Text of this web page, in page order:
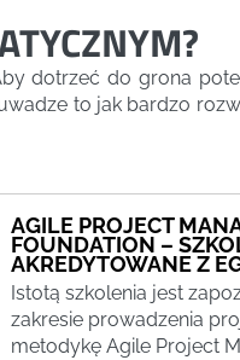
dotrzeć do grona
to jak bardzo
AGILE PROJECT
FOUNDATION –
AKREDYTOWANE Z
Istotą szkolenia jest
zakresie prowadzenia
metodykę Agile Project